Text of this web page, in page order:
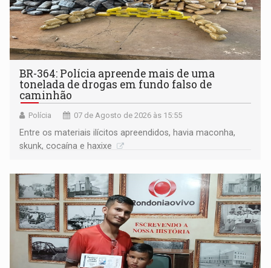
BR-364: Polícia apreende mais de uma
tonelada de drogas em fundo falso de
caminhão
Polícia 07 de Agosto de 2026 às 15:55
Entre os materiais ilícitos apreendidos, havia maconha,
skunk, cocaína e haxixe